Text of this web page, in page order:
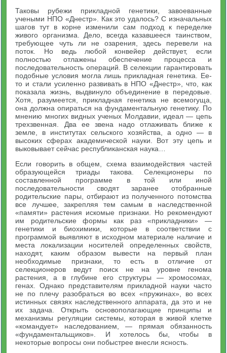
Таковы рубежи прикладной генетики, завоеванные
учеными НПО «Днестр». Как это удалось? С изначальных
шагов тут в корне изменили сам подход к переделке
живого организма. Дело, всегда казавшееся таинством,
требующее чуть ли не озарения, здесь перевели на
поток. Но ведь любой конвейер действует, если
полностью отлажены обеспечение процесса и
последовательность операций. В селекции гарантировать
подобные условия могла лишь прикладная генетика. Ее-
то и стали усиленно развивать в НПО «Днестр», что, как
показала жизнь, выдвинуло объединение в передовые.
Хотя, разумеется, прикладная генетика не всемогуща,
она должна опираться на фундаментальную генетику. По
мнению многих видных ученых Молдавии, идеал — цепь
трехзвенная. Два ее звена надо отлаживать ближе к
земле, в институтах сельского хозяйства, а одно — в
высоких сферах академической науки. Вот эту цепь и
выковывает сейчас республиканская наука…
Если говорить в общем, схема взаимодействия частей
образующейся триады такова. Селекционеры по
составленной программе в той или иной
последовательности сводят заранее отобранные
родительские пары, отбирают из полученного потомства
все лучшее, закрепляя тем самым в наследственной
«памяти» растения искомые признаки. Но рекомендуют
им родительские формы как раз «прикладники» —
генетики и биохимики, которые в соответствии с
программой выявляют в исходном материале наличие и
места локализации носителей определенных свойств,
находят, каким образом вывести на первый план
необходимые признаки, то есть в отличие от
селекционеров ведут поиск не на уровне генома
растения, а в глубине его структуры — хромосомах,
генах. Однако представителям прикладной науки часто
не по плечу разобраться во всех «пружинах», во всех
истинных связях наследственного аппарата, да это и не
их задача. Открыть основополагающие принципы и
механизмы регуляции системы, которая в живой клетке
«командует» наследованием, — прямая обязанность
«фундаментальщиков». И хотелось бы, чтобы в
некоторые вопросы они побыстрее внесли ясность.